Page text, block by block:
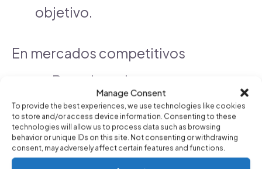
Manage Consent
To provide the best experiences, we use technologies like cookies
to store and/or access device information. Consenting to these
technologies will allow us to process data such as browsing
behavior or unique IDs on this site. Not consenting or withdrawing
consent, may adversely affect certain features and functions.
objetivo.
En mercados competitivos
como Barcelona, la
automatización puede marcar la
diferencia entre campañas
rentables y presupuestos